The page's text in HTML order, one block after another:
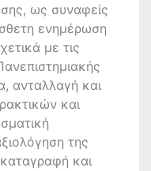
ως συναφείς
ενημέρωση
με τις
ανταλλαγή και
και
της
και